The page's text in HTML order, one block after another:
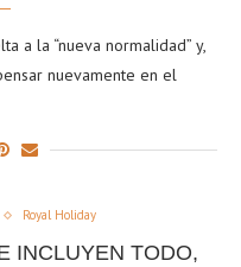
a la “nueva normalidad” y,
nuevamente en el
Royal Holiday
INCLUYEN TODO,